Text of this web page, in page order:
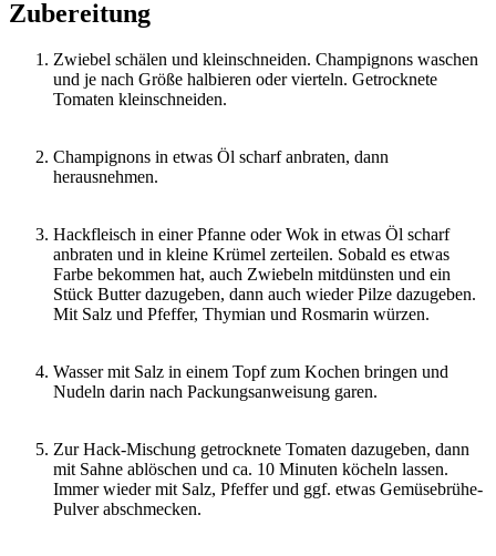
Zubereitung
Zwiebel schälen und kleinschneiden. Champignons waschen
und je nach Größe halbieren oder vierteln. Getrocknete
Tomaten kleinschneiden.
Champignons in etwas Öl scharf anbraten, dann
herausnehmen.
Hackfleisch in einer Pfanne oder Wok in etwas Öl scharf
anbraten und in kleine Krümel zerteilen. Sobald es etwas
Farbe bekommen hat, auch Zwiebeln mitdünsten und ein
Stück Butter dazugeben, dann auch wieder Pilze dazugeben.
Mit Salz und Pfeffer, Thymian und Rosmarin würzen.
Wasser mit Salz in einem Topf zum Kochen bringen und
Nudeln darin nach Packungsanweisung garen.
Zur Hack-Mischung getrocknete Tomaten dazugeben, dann
mit Sahne ablöschen und ca. 10 Minuten köcheln lassen.
Immer wieder mit Salz, Pfeffer und ggf. etwas Gemüsebrühe-
Pulver abschmecken.